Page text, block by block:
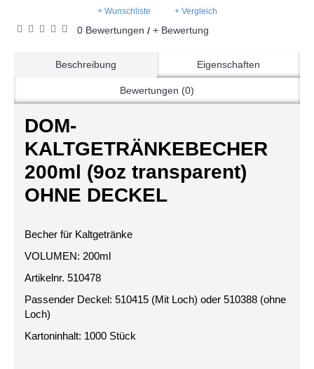
+ Wunschliste + Vergleich
0 Bewertungen / + Bewertung
Beschreibung Eigenschaften
Bewertungen (0)
DOM-
KALTGETRÄNKEBECHER
200ml (9oz transparent)
OHNE DECKEL
Becher für Kaltgetränke
VOLUMEN: 200ml
Artikelnr. 510478
Passender Deckel: 510415 (Mit Loch) oder 510388 (ohne
Loch)
Kartoninhalt: 1000 Stück